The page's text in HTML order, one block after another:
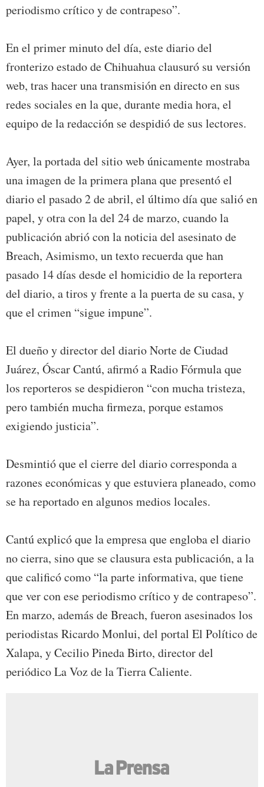
periodismo crítico y de contrapeso”.
En el primer minuto del día, este diario del
fronterizo estado de Chihuahua clausuró su versión
web, tras hacer una transmisión en directo en sus
redes sociales en la que, durante media hora, el
equipo de la redacción se despidió de sus lectores.
Ayer, la portada del sitio web únicamente mostraba
una imagen de la primera plana que presentó el
diario el pasado 2 de abril, el último día que salió en
papel, y otra con la del 24 de marzo, cuando la
publicación abrió con la noticia del asesinato de
Breach, Asimismo, un texto recuerda que han
pasado 14 días desde el homicidio de la reportera
del diario, a tiros y frente a la puerta de su casa, y
que el crimen “sigue impune”.
El dueño y director del diario Norte de Ciudad
Juárez, Óscar Cantú, afirmó a Radio Fórmula que
los reporteros se despidieron “con mucha tristeza,
pero también mucha firmeza, porque estamos
exigiendo justicia”.
Desmintió que el cierre del diario corresponda a
razones económicas y que estuviera planeado, como
se ha reportado en algunos medios locales.
Cantú explicó que la empresa que engloba el diario
no cierra, sino que se clausura esta publicación, a la
que calificó como “la parte informativa, que tiene
que ver con ese periodismo crítico y de contrapeso”.
En marzo, además de Breach, fueron asesinados los
periodistas Ricardo Monlui, del portal El Político de
Xalapa, y Cecilio Pineda Birto, director del
periódico La Voz de la Tierra Caliente.